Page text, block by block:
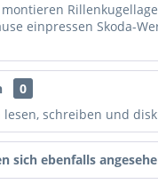
einpressen Skoda-
0
lesen, schreiben und
sich ebenfalls